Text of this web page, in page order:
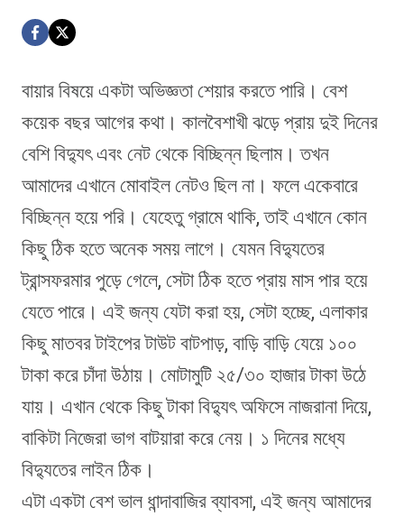
বায়ার বিষয়ে একটা অভিজ্ঞতা শেয়ার করতে পারি। বেশ
কয়েক বছর আগের কথা। কালবৈশাখী ঝড়ে প্রায় দুই দিনের
বেশি বিদ্যুৎ এবং নেট থেকে বিচ্ছিন্ন ছিলাম। তখন
আমাদের এখানে মোবাইল নেটও ছিল না। ফলে একেবারে
বিচ্ছিন্ন হয়ে পরি। যেহেতু গ্রামে থাকি, তাই এখানে কোন
কিছু ঠিক হতে অনেক সময় লাগে। যেমন বিদ্যুতের
ট্রান্সফরমার পুড়ে গেলে, সেটা ঠিক হতে প্রায় মাস পার হয়ে
যেতে পারে। এই জন্য যেটা করা হয়, সেটা হচ্ছে, এলাকার
কিছু মাতবর টাইপের টাউট বাটপাড়, বাড়ি বাড়ি যেয়ে ১০০
টাকা করে চাঁদা উঠায়। মোটামুটি ২৫/৩০ হাজার টাকা উঠে
যায়। এখান থেকে কিছু টাকা বিদ্যুৎ অফিসে নাজরানা দিয়ে,
বাকিটা নিজেরা ভাগ বাটয়ারা করে নেয়। ১ দিনের মধ্যে
বিদ্যুতের লাইন ঠিক।
এটা একটা বেশ ভাল ধান্দাবাজির ব্যাবসা, এই জন্য আমাদের